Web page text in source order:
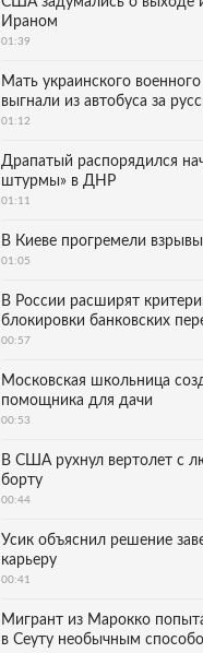
Ираном
01:39
Мать украинского
выгнали из автобуса за
01:12
Драпатый распорядился
штурмы» в ДНР
01:11
В Киеве прогремели взрывы
01:05
В России расширят
блокировки банковских
00:57
Московская школьница
помощника для дачи
00:53
В США рухнул вертолет с
борту
00:44
Усик объяснил решение
карьеру
00:41
Мигрант из Марокко
в Сеуту необычным